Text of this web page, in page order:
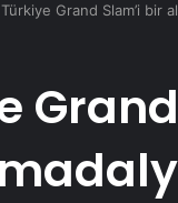
Türkiye Grand Slam’i bir